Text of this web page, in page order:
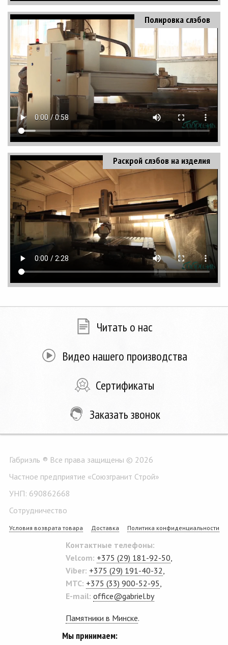
Полировка слэбов
Раскрой слэбов на изделия
Читать о нас
Видео нашего производства
Сертификаты
Заказать звонок
Габриэль ® Все права защищены © 2026
Частное предприятие «Союзгранит Строй»
УНП: 690862668
Сотрудничество
Условия возврата товара Доставка Политика конфиденциальности
Контактные телефоны:
Velcom: +375 (29) 181-92-50
Viber: +375 (29) 191-40-32
MTC: +375 (33) 900-52-95
E-mail: office@gabriel.by
Памятники в Минске.
Мы принимаем: